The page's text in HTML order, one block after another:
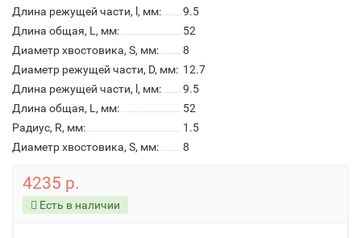
Длина режущей части, l, мм:
9.5
Длина общая, L, мм:
52
Диаметр хвостовика, S, мм:
8
Диаметр режущей части, D, мм: 12.7
Длина режущей части, l, мм:
9.5
Длина общая, L, мм:
52
Радиус, R, мм:
1.5
Диаметр хвостовика, S, мм:
8
4235 р.
Есть в наличии